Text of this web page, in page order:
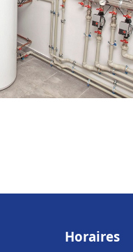
Horaires